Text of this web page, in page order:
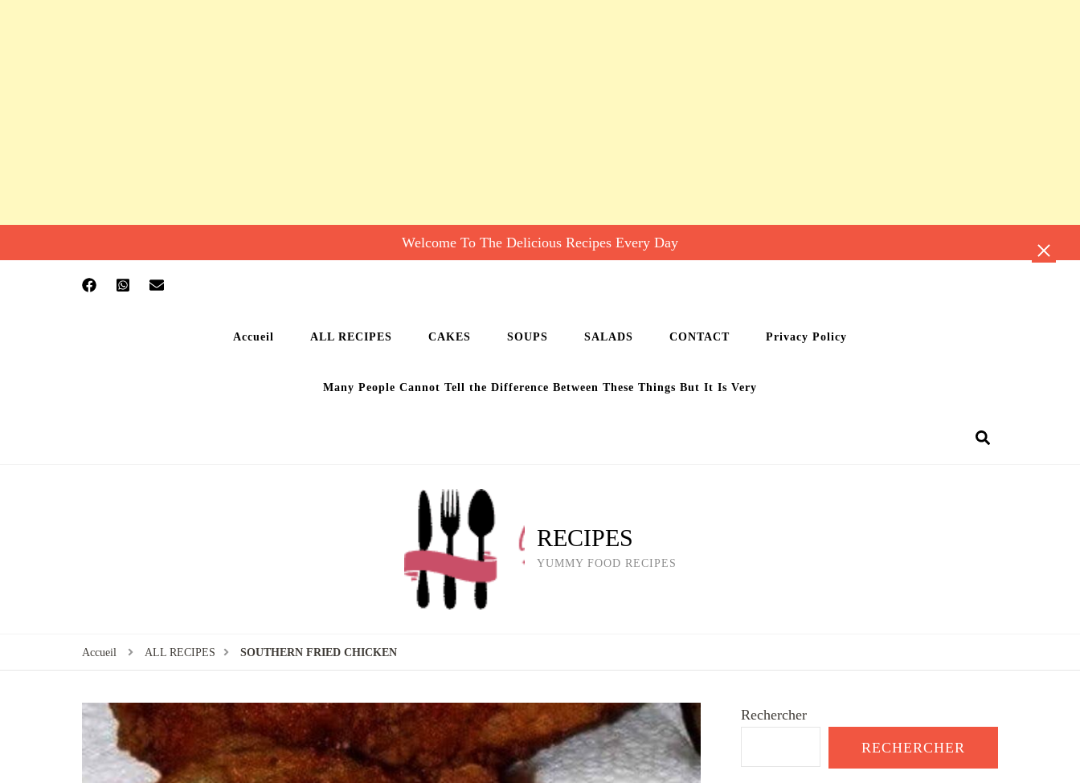
Welcome To The Delicious Recipes Every Day
Accueil ALL RECIPES CAKES SOUPS SALADS CONTACT Privacy Policy
Many People Cannot Tell the Difference Between These Things But It Is Very
RECIPES
YUMMY FOOD RECIPES
Accueil ALL RECIPES SOUTHERN FRIED CHICKEN
Rechercher
RECHERCHER